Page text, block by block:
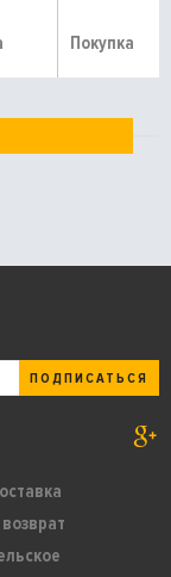
Покупка
ПОДПИСАТЬСЯ